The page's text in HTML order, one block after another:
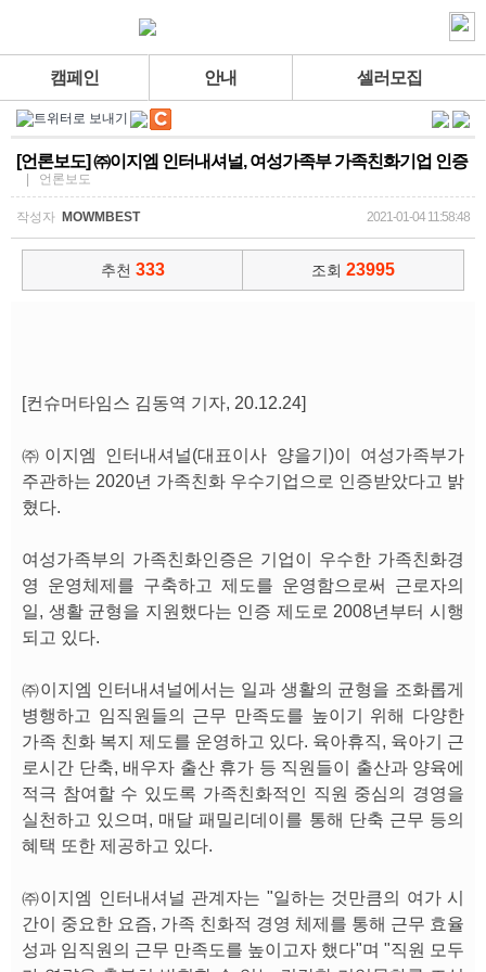
캠페인 안내 셀러모집
[언론보도] ㈜이지엠 인터내셔널, 여성가족부 가족친화기업 인증
| 언론보도
작성자 MOWMBEST 2021-01-04 11:58:48
추천 333 조회 23995
[컨슈머타임스 김동역 기자, 20.12.24]
㈜이지엠 인터내셔널(대표이사 양을기)이 여성가족부가
주관하는 2020년 가족친화 우수기업으로 인증받았다고 밝
혔다.
여성가족부의 가족친화인증은 기업이 우수한 가족친화경
영 운영체제를 구축하고 제도를 운영함으로써 근로자의
일, 생활 균형을 지원했다는 인증 제도로 2008년부터 시행
되고 있다.
㈜이지엠 인터내셔널에서는 일과 생활의 균형을 조화롭게
병행하고 임직원들의 근무 만족도를 높이기 위해 다양한
가족 친화 복지 제도를 운영하고 있다. 육아휴직, 육아기 근
로시간 단축, 배우자 출산 휴가 등 직원들이 출산과 양육에
적극 참여할 수 있도록 가족친화적인 직원 중심의 경영을
실천하고 있으며, 매달 패밀리데이를 통해 단축 근무 등의
혜택 또한 제공하고 있다.
㈜이지엠 인터내셔널 관계자는 "일하는 것만큼의 여가 시
간이 중요한 요즘, 가족 친화적 경영 체제를 통해 근무 효율
성과 임직원의 근무 만족도를 높이고자 했다"며 "직원 모두